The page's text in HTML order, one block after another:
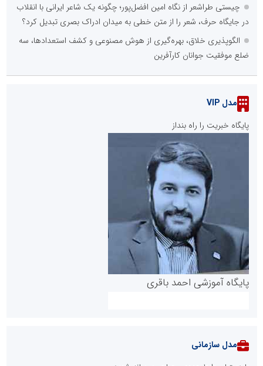
چیستی طراشعر از نگاه امین افضل‌پور؛ چگونه یک شاعر ایرانی با انقلاب
در جایگاه حرف، شعر را از متن خطی به میدان ادراک بصری تبدیل کرد؟
الگوپذیری خلاق، بهره‌گیری از هوش مصنوعی و کشف استعدادها، سه
ضلع موفقیت جوانان کارآفرین
مدل VIP
پایگاه خبریت را راه بنداز
پایگاه آموزشی احمد باقری
مدل سازمانی